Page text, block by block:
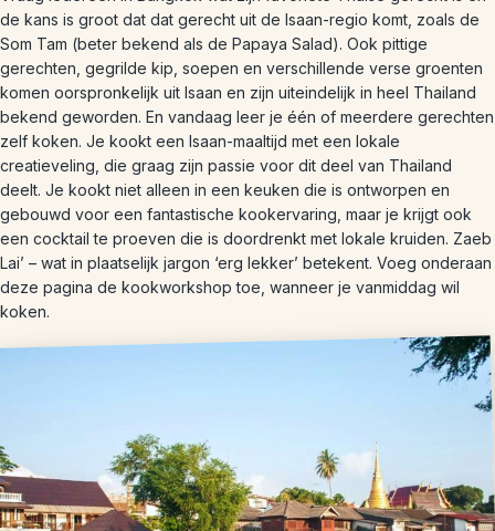
de kans is groot dat dat gerecht uit de Isaan-regio komt, zoals de
Som Tam (beter bekend als de Papaya Salad). Ook pittige
gerechten, gegrilde kip, soepen en verschillende verse groenten
komen oorspronkelijk uit Isaan en zijn uiteindelijk in heel Thailand
bekend geworden. En vandaag leer je één of meerdere gerechten
zelf koken. Je kookt een Isaan-maaltijd met een lokale
creatieveling, die graag zijn passie voor dit deel van Thailand
deelt. Je kookt niet alleen in een keuken die is ontworpen en
gebouwd voor een fantastische kookervaring, maar je krijgt ook
een cocktail te proeven die is doordrenkt met lokale kruiden. Zaeb
Lai’ – wat in plaatselijk jargon ‘erg lekker’ betekent. Voeg onderaan
deze pagina de kookworkshop toe, wanneer je vanmiddag wil
koken.